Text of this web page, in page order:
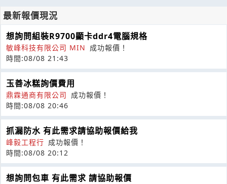
最新報價現況
想詢問組裝R9700顯卡ddr4電腦規格
敏峰科技有限公司 MIN 成功報價！
時間:08/08 21:43
玉善冰糕詢價費用
鼎霖通商有限公司 成功報價！
時間:08/08 20:46
抓漏防水 有此需求請協助報價給我
峰毅工程行 成功報價！
時間:08/08 20:12
想詢問包車 有此需求 請協助報價